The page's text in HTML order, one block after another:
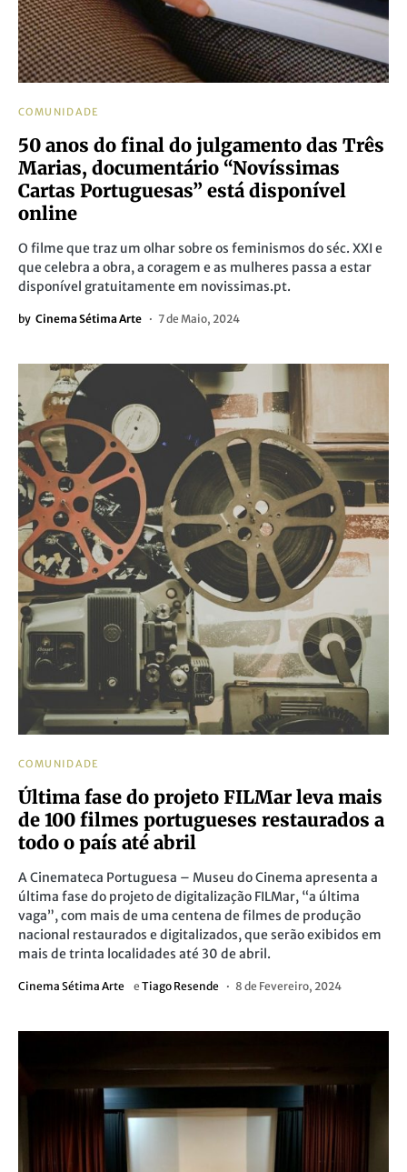
COMUNIDADE
50 anos do final do julgamento das Três
Marias, documentário “Novíssimas
Cartas Portuguesas” está disponível
online
O filme que traz um olhar sobre os feminismos do séc. XXI e
que celebra a obra, a coragem e as mulheres passa a estar
disponível gratuitamente em novissimas.pt.
by Cinema Sétima Arte 7 de Maio, 2024
COMUNIDADE
Última fase do projeto FILMar leva mais
de 100 filmes portugueses restaurados a
todo o país até abril
A Cinemateca Portuguesa – Museu do Cinema apresenta a
última fase do projeto de digitalização FILMar, “a última
vaga”, com mais de uma centena de filmes de produção
nacional restaurados e digitalizados, que serão exibidos em
mais de trinta localidades até 30 de abril.
Cinema Sétima Arte e Tiago Resende 8 de Fevereiro, 2024